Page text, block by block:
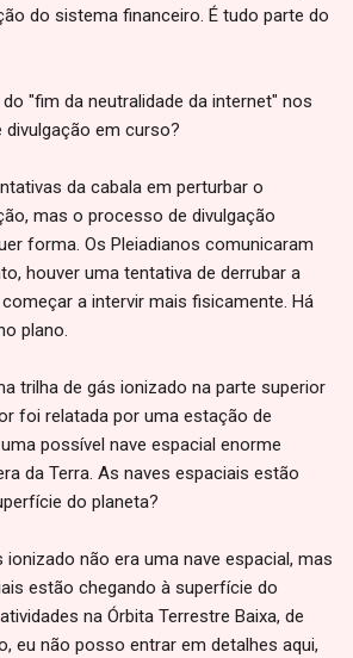
do sistema financeiro. É tudo parte do
"fim da neutralidade da internet" nos
divulgação em curso?
da cabala em perturbar o
mas o processo de divulgação
forma. Os Pleiadianos comunicaram
houver uma tentativa de derrubar a
a intervir mais fisicamente. Há
plano.
trilha de gás ionizado na parte superior
foi relatada por uma estação de
possível nave espacial enorme
da Terra. As naves espaciais estão
do planeta?
ionizado não era uma nave espacial, mas
estão chegando à superfície do
na Órbita Terrestre Baixa, de
eu não posso entrar em detalhes aqui,